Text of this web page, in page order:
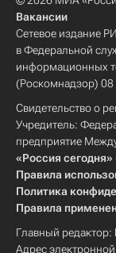
Вакансии
Сетевое издание
в Федеральной
информационных
(Роскомнадзор) 08
Свидетельство о
Учредитель:
предприятие
«Россия сегодня»
Правила
Политика
Правила
Главный редактор:
Адрес